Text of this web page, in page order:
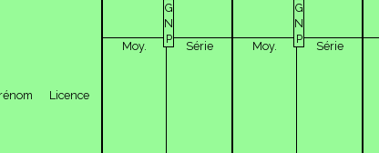
Licence
Moy. Série
G
N
P
Moy. Série
G
N
P